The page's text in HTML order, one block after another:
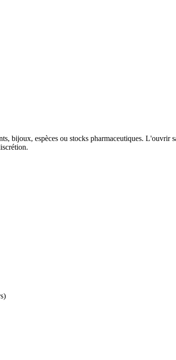
bijoux, espèces ou stocks pharmaceutiques. L'ouvrir